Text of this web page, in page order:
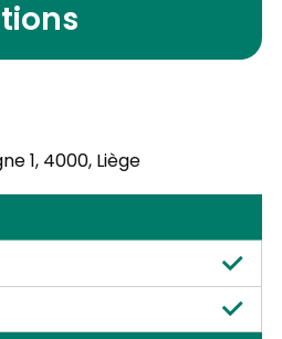
1,4000, Liège